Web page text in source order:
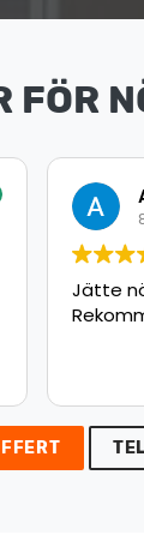
FÖR
Ahmed
8 Juli 2026
nöjd med